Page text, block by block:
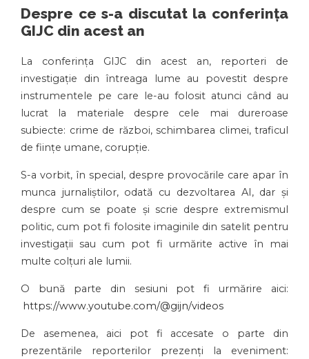
Despre ce s-a discutat la conferința
GIJC din acest an
La conferința GIJC din acest an, reporteri de
investigație din întreaga lume au povestit despre
instrumentele pe care le-au folosit atunci când au
lucrat la materiale despre cele mai dureroase
subiecte: crime de război, schimbarea climei, traficul
de ființe umane, corupție.
S-a vorbit, în special, despre provocările care apar în
munca jurnaliștilor, odată cu dezvoltarea AI, dar și
despre cum se poate și scrie despre extremismul
politic, cum pot fi folosite imaginile din satelit pentru
investigații sau cum pot fi urmărite active în mai
multe colțuri ale lumii.
O bună parte din sesiuni pot fi urmărire aici:
https://www.youtube.com/@gijn/videos
De asemenea, aici pot fi accesate o parte din
prezentările reporterilor prezenți la eveniment: